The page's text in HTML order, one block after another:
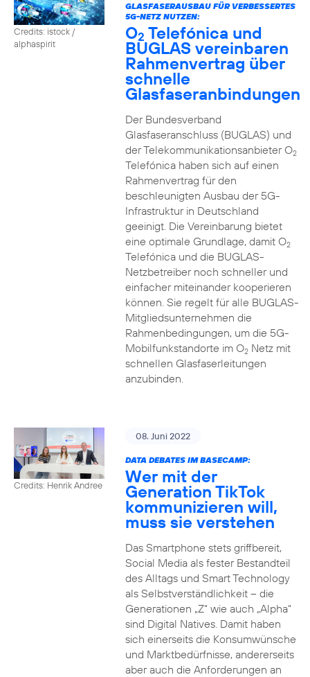
Credits: istock /
alphaspirit
GLASFASERAUSBAU FÜR VERBESSERTES
5G-NETZ NUTZEN:
O2 Telefónica und
BUGLAS vereinbaren
Rahmenvertrag über
schnelle
Glasfaseranbindungen
Der Bundesverband
Glasfaseranschluss (BUGLAS) und
der Telekommunikationsanbieter O2
Telefónica haben sich auf einen
Rahmenvertrag für den
beschleunigten Ausbau der 5G-
Infrastruktur in Deutschland
geeinigt. Die Vereinbarung bietet
eine optimale Grundlage, damit O2
Telefónica und die BUGLAS-
Netzbetreiber noch schneller und
einfacher miteinander kooperieren
können. Sie regelt für alle BUGLAS-
Mitgliedsunternehmen die
Rahmenbedingungen, um die 5G-
Mobilfunkstandorte im O2Netz mit
schnellen Glasfaserleitungen
anzubinden.
Credits: Henrik Andree
08. Juni 2022
DATA DEBATES IM BASECAMP:
Wer mit der
Generation TikTok
kommunizieren will,
muss sie verstehen
Das Smartphone stets griffbereit,
Social Media als fester Bestandteil
des Alltags und Smart Technology
als Selbstverständlichkeit – die
Generationen „Z“ wie auch „Alpha“
sind Digital Natives. Damit haben
sich einerseits die Konsumwünsche
und Marktbedürfnisse, andererseits
aber auch die Anforderungen an